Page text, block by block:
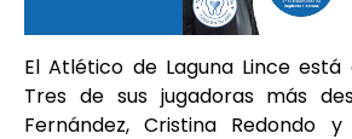
El Atlético de Laguna Lince está
Tres de sus jugadoras más
Fernández, Cristina Redondo